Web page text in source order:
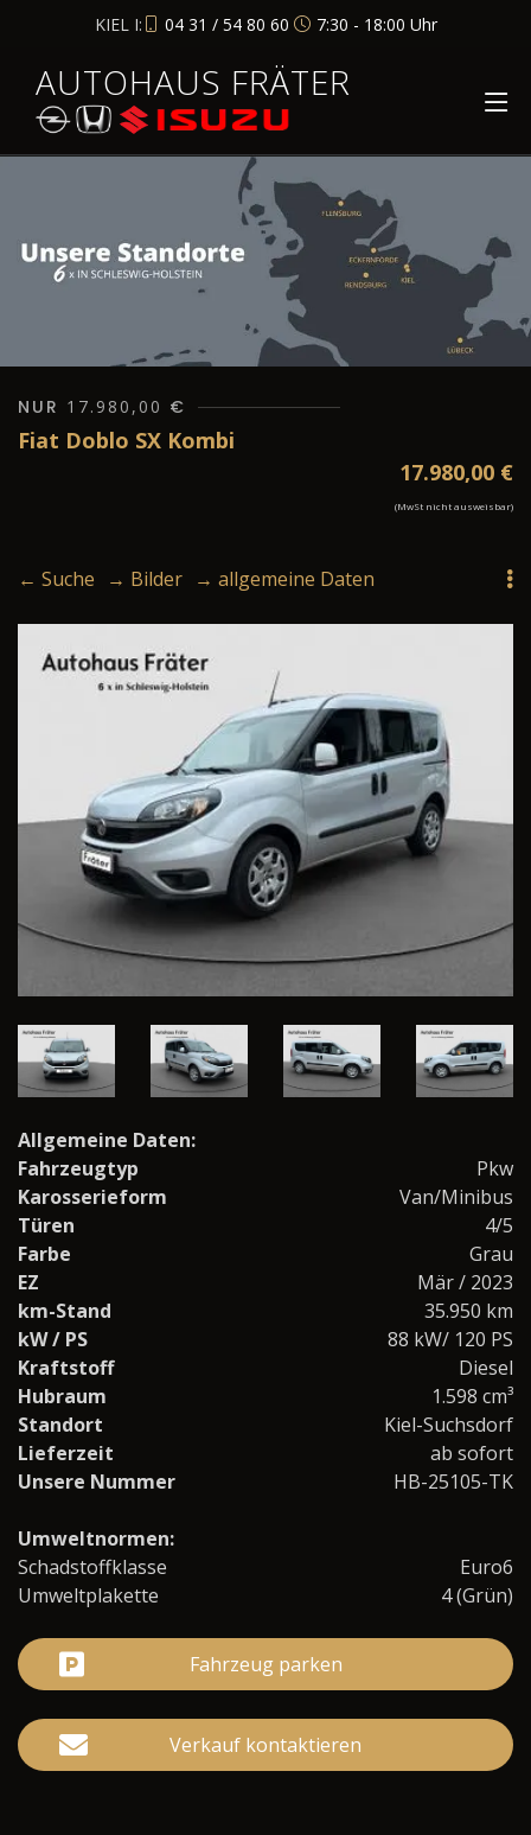
KIEL I: 04 31 / 54 80 60 7:30 - 18:00 Uhr
AUTOHAUS FRÄTER
NUR 17.980,00 €
Fiat Doblo SX Kombi
17.980,00 €
(MwSt nicht ausweisbar)
← Suche → Bilder → allgemeine Daten
Allgemeine Daten:
Fahrzeugtyp
Pkw
Karosserieform
Van/Minibus
Türen
4/5
Farbe
Grau
EZ
Mär / 2023
km-Stand
35.950 km
kW / PS
88 kW/ 120 PS
Kraftstoff
Diesel
Hubraum
1.598 cm³
Standort
Kiel-Suchsdorf
Lieferzeit
ab sofort
Unsere Nummer
HB-25105-TK
Umweltnormen:
Schadstoffklasse
Euro6
Umweltplakette
4 (Grün)
Fahrzeug parken
Verkauf kontaktieren